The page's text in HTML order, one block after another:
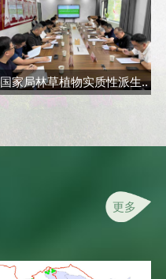
国家局林草植物实质性派生..
更多